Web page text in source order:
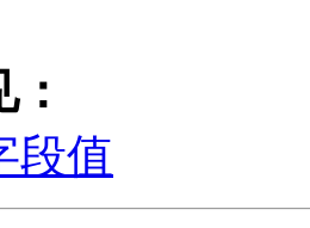
段值